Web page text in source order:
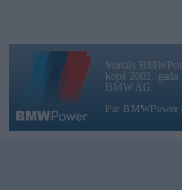
Vortāls
kopš 2002.
BMW AG.
Par BMWPower